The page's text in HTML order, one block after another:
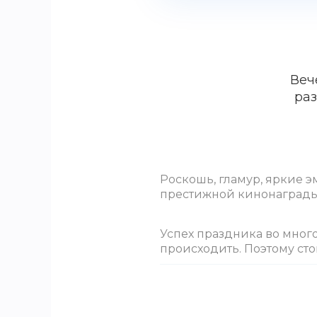
Роскошь, гламур, яркие
престижной
Успех праздника во
происходить. Поэтому